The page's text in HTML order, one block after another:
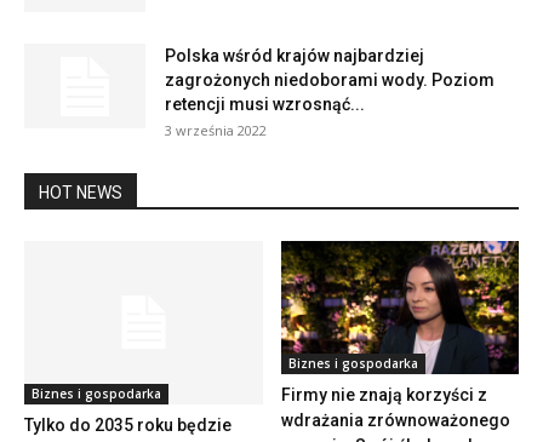
Polska wśród krajów najbardziej
zagrożonych niedoborami wody. Poziom
retencji musi wzrosnąć...
3 września 2022
HOT NEWS
Biznes i gospodarka
Tylko do 2035 roku będzie
Biznes i gospodarka
Firmy nie znają korzyści z
wdrażania zrównoważonego